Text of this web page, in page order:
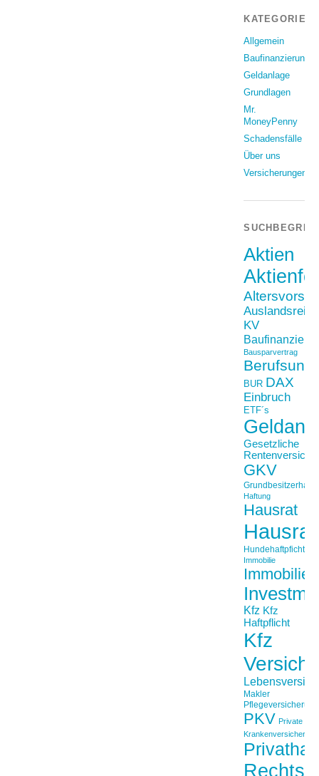
KATEGORIEN
Allgemein
Baufinanzierung
Geldanlage
Grundlagen
Mr.
MoneyPenny
Schadensfälle
Über uns
Versicherungen
Aktien
Auslandsreise
KV
Bausparvertrag
BUR DAX
Einbruch
ETF´s
Gesetzliche
GKV
Haftung
Hausrat
Hundehaftpficht
Immobilie
Kfz Kfz
Haftpflicht
Kfz
Makler
Pflegeversicherung
PKV Private
Krankenversicherung